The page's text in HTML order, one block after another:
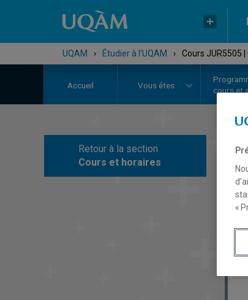
UQAM › Étudier à l'UQAM › Cours JUR5505
Accueil Vous êtes
cours et
Retour à la section
Cours et horaires
«